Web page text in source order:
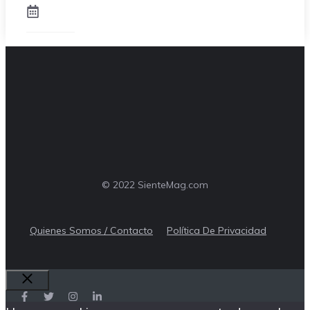
© 2022 SienteMag.com
Quienes Somos / Contacto Política De Privacidad
Cerrar